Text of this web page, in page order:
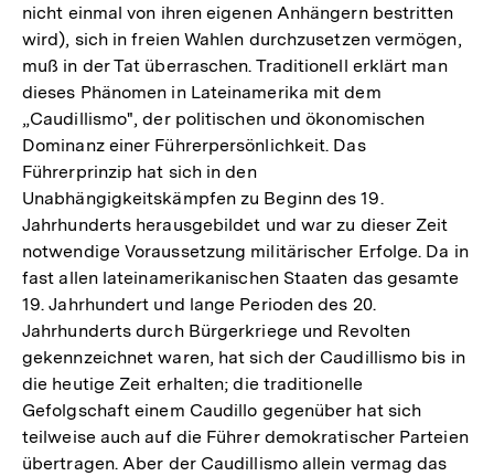
nicht einmal von ihren eigenen Anhängern bestritten
wird), sich in freien Wahlen durchzusetzen vermögen,
muß in der Tat überraschen. Traditionell erklärt man
dieses Phänomen in Lateinamerika mit dem
„Caudillismo", der politischen und ökonomischen
Dominanz einer Führerpersönlichkeit. Das
Führerprinzip hat sich in den
Unabhängigkeitskämpfen zu Beginn des 19.
Jahrhunderts herausgebildet und war zu dieser Zeit
notwendige Voraussetzung militärischer Erfolge. Da in
fast allen lateinamerikanischen Staaten das gesamte
19. Jahrhundert und lange Perioden des 20.
Jahrhunderts durch Bürgerkriege und Revolten
gekennzeichnet waren, hat sich der Caudillismo bis in
die heutige Zeit erhalten; die traditionelle
Gefolgschaft einem Caudillo gegenüber hat sich
teilweise auch auf die Führer demokratischer Parteien
übertragen. Aber der Caudillismo allein vermag das